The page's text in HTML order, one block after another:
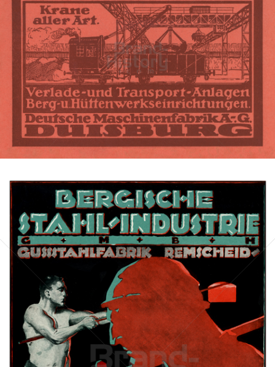
DEMAG Deutsche Maschinenfabrik AG, Duisburg
Demag Cranes & Components GmbH, 58286 Wetter
1918
Bild-ID: 3310